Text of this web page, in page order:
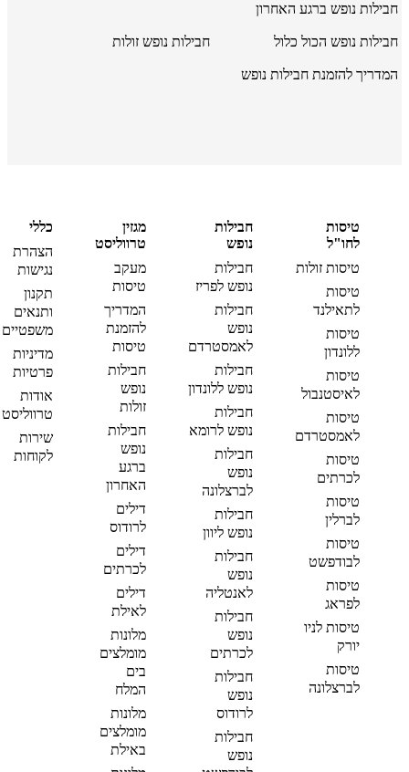
חבילות נופש ברגע האחרון
חבילות נופש הכול כלול חבילות נופש זולות
המדריך להזמנת חבילות נופש
טיסות
לחו"ל
טיסות זולות
טיסות
לתאילנד
טיסות
ללונדון
טיסות
לאיסטנבול
טיסות
לאמסטרדם
טיסות
לכרתים
טיסות
לברלין
טיסות
לבודפשט
טיסות
לפראג
טיסות לניו
יורק
טיסות
לברצלונה
חבילות
נופש
חבילות
נופש לפריז
חבילות
נופש
לאמסטרדם
חבילות
נופש ללונדון
חבילות
נופש לרומא
חבילות
נופש
לברצלונה
חבילות
נופש ליוון
חבילות
נופש
לאנטליה
חבילות
נופש
לכרתים
חבילות
נופש
לרודוס
חבילות
נופש
מגזין
טרווליסט
מעקב
טיסות
המדריך
להזמנת
טיסות
חבילות
נופש
זולות
חבילות
נופש
ברגע
האחרון
דילים
לרודוס
דילים
לכרתים
דילים
לאילת
מלונות
מומלצים
בים
המלח
מלונות
מומלצים
באילת
כללי
הצהרת
נגישות
תקנון
ותנאים
משפטיים
מדיניות
פרטיות
אודות
טרווליסט
שירות
לקוחות